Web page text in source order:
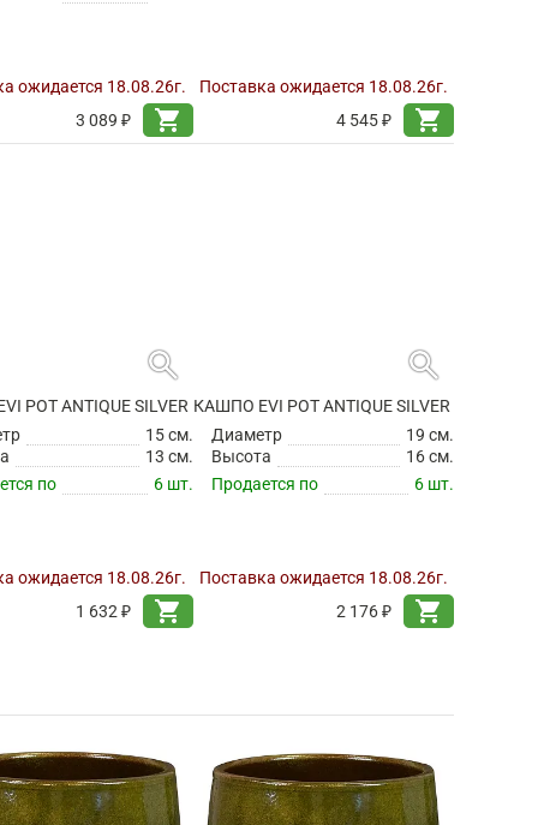
ожидается 18.08.26г.
3 089 ₽
shopping_cart
Поставка ожидается 18.08.26г.
4 545 ₽
shopping_cart
search
POT ANTIQUE SILVER
search
КАШПО EVI POT ANTIQUE SILVER